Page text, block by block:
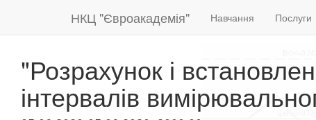
НКЦ "Євроакадемія" Навчання Послуги
"Розрахунок і
інтервалів